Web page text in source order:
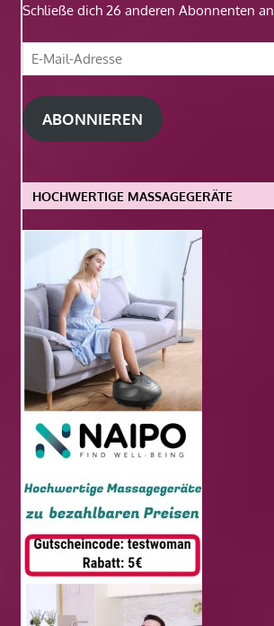
Schließe dich 26 anderen Abonnenten an
E-
Mail-
Adresse
ABONNIEREN
HOCHWERTIGE MASSAGEGERÄTE